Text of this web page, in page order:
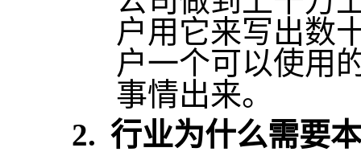
户用它来写出数
户一个可以使用
事情出来。
2. 行业为什么需要